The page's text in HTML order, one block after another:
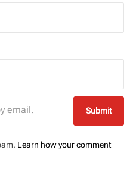
email.
Learn how your comment